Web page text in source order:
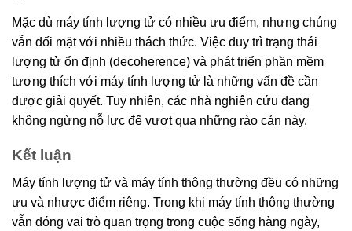
Mặc dù máy tính lượng tử có nhiều ưu điểm, nhưng chúng
vẫn đối mặt với nhiều thách thức. Việc duy trì trạng thái
lượng tử ổn định (decoherence) và phát triển phần mềm
tương thích với máy tính lượng tử là những vấn đề cần
được giải quyết. Tuy nhiên, các nhà nghiên cứu đang
không ngừng nỗ lực để vượt qua những rào cản này.
Kết luận
Máy tính lượng tử và máy tính thông thường đều có những
ưu và nhược điểm riêng. Trong khi máy tính thông thường
vẫn đóng vai trò quan trọng trong cuộc sống hàng ngày,